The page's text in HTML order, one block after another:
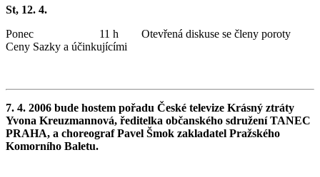
St, 12. 4.
Ponec 11 h Otevřená diskuse se členy poroty
Ceny Sazky a účinkujícími
7. 4. 2006 bude hostem pořadu České televize Krásný ztráty
Yvona Kreuzmannová, ředitelka občanského sdružení TANEC
PRAHA, a choreograf Pavel Šmok zakladatel Pražského
Komorního Baletu.